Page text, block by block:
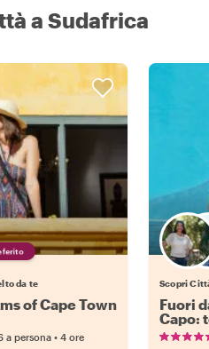
a Sudafrica
da te
of Cape Town
a persona • 4 ore
Scopri
Fuori
Capo: